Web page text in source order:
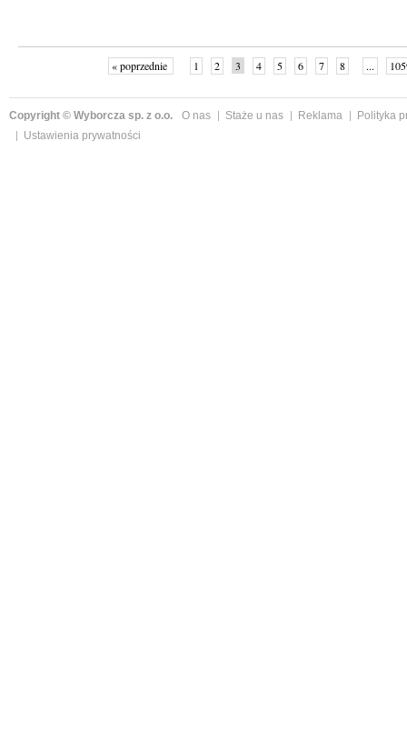
« poprzednie 1 2 3 4 5 6 7 8 ...
Copyright © Wyborcza sp. z o.o. O nas Staże u nas Reklama
Polityka
Ustawienia prywatności